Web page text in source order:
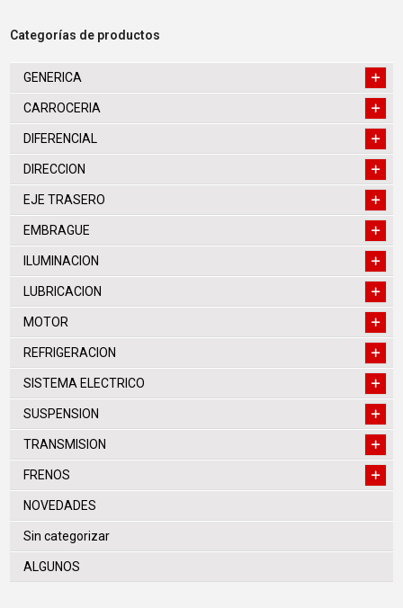
Categorías de productos
GENERICA
CARROCERIA
DIFERENCIAL
DIRECCION
EJE TRASERO
EMBRAGUE
ILUMINACION
LUBRICACION
MOTOR
REFRIGERACION
SISTEMA ELECTRICO
SUSPENSION
TRANSMISION
FRENOS
NOVEDADES
Sin categorizar
ALGUNOS